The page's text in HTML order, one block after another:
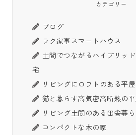
カテゴリー
ブログ
ラク家事スマートハウス
土間でつながるハイブリッ
宅
リビングにロフトのある平屋
猫と暮らす高気密高断熱の
リビング土間のある田舎暮
コンパクトな木の家